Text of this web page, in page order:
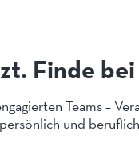
Finde
Teams –
und